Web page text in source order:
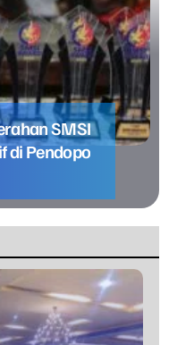
SMSI
di Pendopo